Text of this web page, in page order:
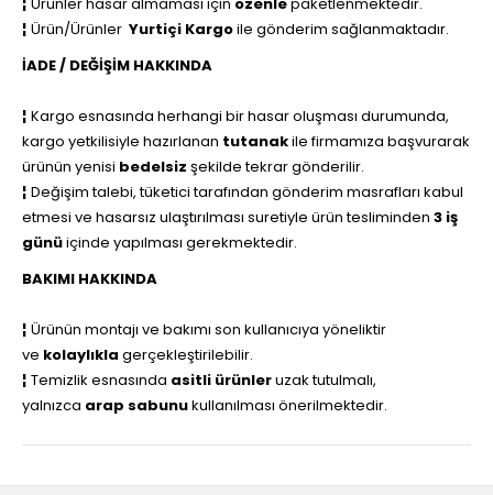
¦ Ürün/Ürünler Yurtiçi Kargoile gönderim sağlanmaktadır.
İADE / DEĞİŞİM HAKKINDA
¦ Kargo esnasında herhangi bir hasar oluşması durumunda,
kargo yetkilisiyle hazırlanan tutanakile firmamıza başvurarak
ürünün yenisi bedelsiz şekilde tekrar gönderilir.
¦ Değişim talebi, tüketici tarafından gönderim masrafları kabul
etmesi ve hasarsız ulaştırılması suretiyle ürün tesliminden 3 iş
günüiçinde yapılması gerekmektedir.
BAKIMI HAKKINDA
¦ Ürünün montajı ve bakımı son kullanıcıya yöneliktir
ve kolaylıkla gerçekleştirilebilir.
¦ Temizlik esnasında asitli ürünleruzak tutulmalı,
yalnızca arap sabunukullanılması önerilmektedir.